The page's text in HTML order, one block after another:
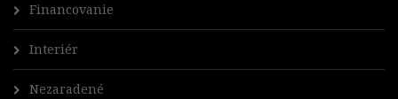
Financovanie
Interiér
Nezaradené